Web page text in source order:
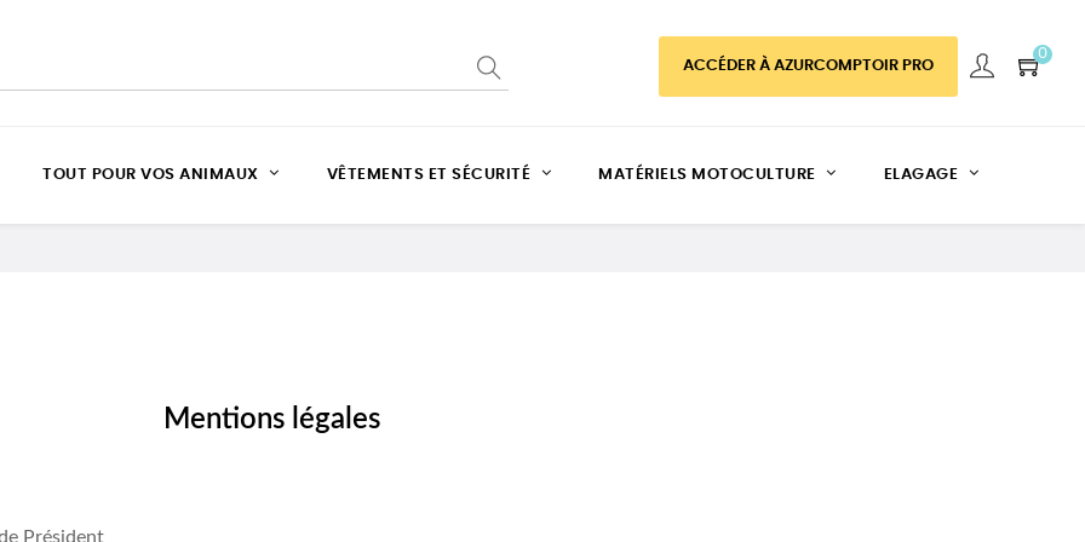
ACCÉDER À AZURCOMPTOIR PRO
0
TOUT POUR VOS ANIMAUX VÊTEMENTS ET SÉCURITÉ MATÉRIELS MOTOCULTURE ELAGAGE
Mentions légales
Président